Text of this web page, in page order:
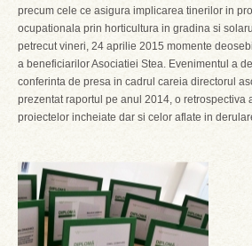
precum cele ce asigura implicarea tinerilor in
ocupationala prin horticultura in gradina si
petrecut vineri, 24 aprilie 2015 momente
a beneficiarilor Asociatiei Stea. Evenimentul a
conferinta de presa in cadrul careia directorul
prezentat raportul pe anul 2014, o retrospectiva
proiectelor incheiate dar si celor aflate in